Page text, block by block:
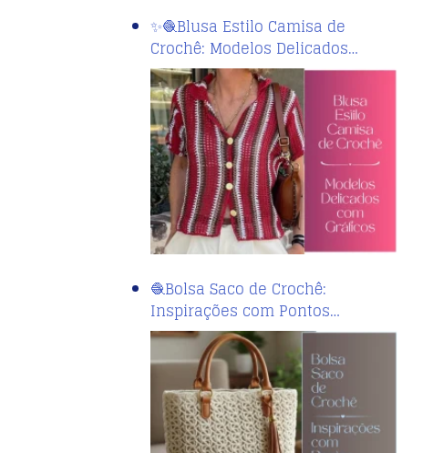
✨🧶Blusa Estilo Camisa de
Crochê: Modelos Delicados…
🧶Bolsa Saco de Crochê:
Inspirações com Pontos…